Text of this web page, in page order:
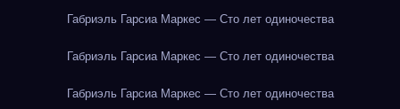
Габриэль Гарсиа Маркес — Сто лет одиночества
Габриэль Гарсиа Маркес — Сто лет одиночества
Габриэль Гарсиа Маркес — Сто лет одиночества